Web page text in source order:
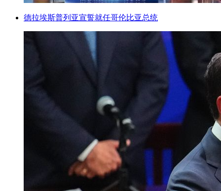
德拉埃斯普列亚宣誓就任哥伦比亚总统